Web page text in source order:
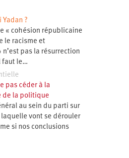
Yadan ?
« cohésion républicaine
le racisme et
n’est pas la résurrection
faut le…
pas céder à la
de la politique
au sein du parti sur
vont se dérouler
si nos conclusions